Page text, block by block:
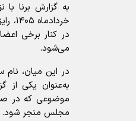
به گزارش برنا
در کنار برخی
می‌شود.
در این میان،
به‌عنوان یکی از
موضوعی که در
مجلس منجر شود.